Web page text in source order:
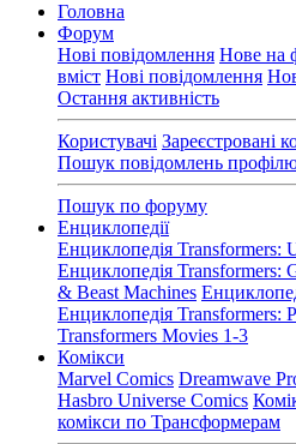
Головна
Форум
Нові повідомлення Нове на
вміст Нові повідомлення
Остання активність
Користувачі Зареєстровані
Пошук повідомлень
Пошук по форуму
Енциклопедії
Енциклопедія Transformers:
Енциклопедія Transformers:
& Beast Machines
Енциклопедія Transformers:
Transformers Movies 1-3
Комікси
Marvel Comics Dreamwave
Hasbro Universe Comics
комікси по Трансформерам